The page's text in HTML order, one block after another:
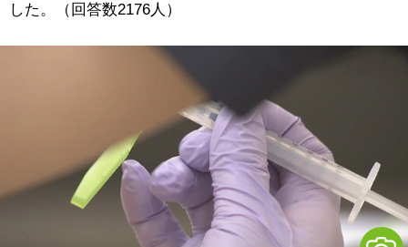
した。（回答数2176人）